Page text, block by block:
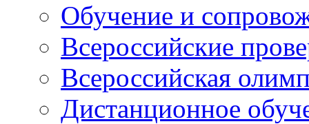
Обучение и
Всероссийские
Всероссийская
Дистанционное